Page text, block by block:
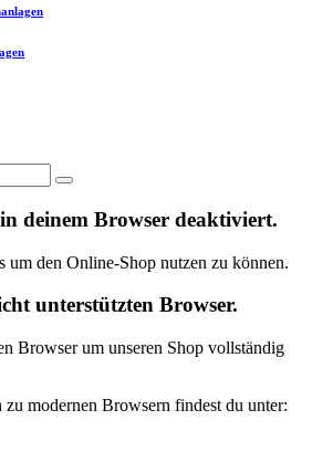
deinem Browser deaktiviert.
um den Online-Shop nutzen zu können.
unterstützten Browser.
Browser um unseren Shop vollständig
modernen Browsern findest du unter: